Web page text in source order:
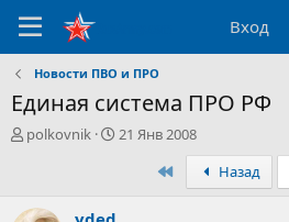
Вход
Новости ПВО и ПРО
Единая система ПРО РФ
А
р
polkovnik
Д
21 Янв 2008
ПервыйНазад